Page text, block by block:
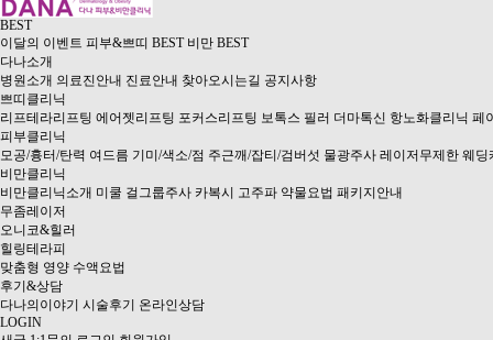
BEST
이달의 이벤트 피부&쁘띠 BEST 비만 BEST
다나소개
병원소개 의료진안내 진료안내 찾아오시는길 공지사항
쁘띠클리닉
리프테라리프팅 에어젯리프팅 포커스리프팅 보톡스 필러 더마톡신 항노화클리닉 페
피부클리닉
모공/흉터/탄력 여드름 기미/색소/점 주근깨/잡티/검버섯 물광주사 레이저무제한 웨딩
비만클리닉
비만클리닉소개 미쿨 걸그룹주사 카복시 고주파 약물요법 패키지안내
무좀레이저
오니코&힐러
힐링테라피
맞춤형 영양 수액요법
후기&상담
다나의이야기 시술후기
온라인상담
LOGIN